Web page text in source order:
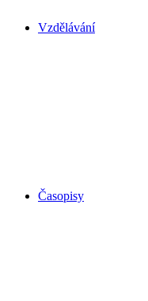
Vzdělávání
Časopisy